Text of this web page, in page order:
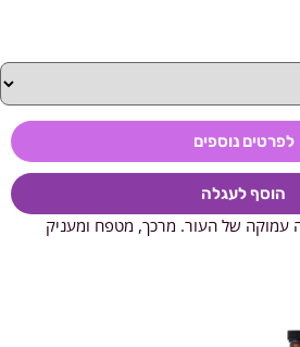
לפרטים נוספים
הוסף לעגלה
עמוקה של העור. מרכך, מטפח ומעניק